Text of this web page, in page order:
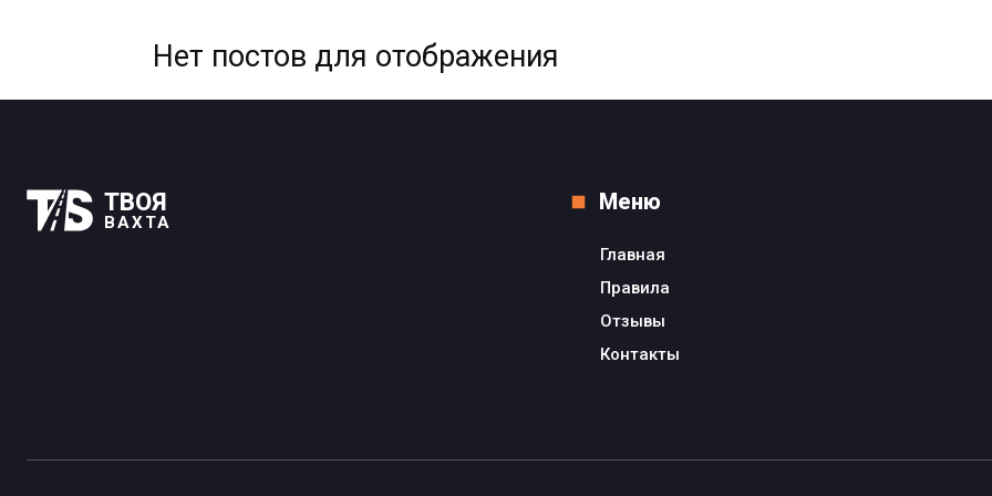
Нет постов для отображения
ТВОЯ
ВАХТА
Меню
Главная
Правила
Отзывы
Контакты